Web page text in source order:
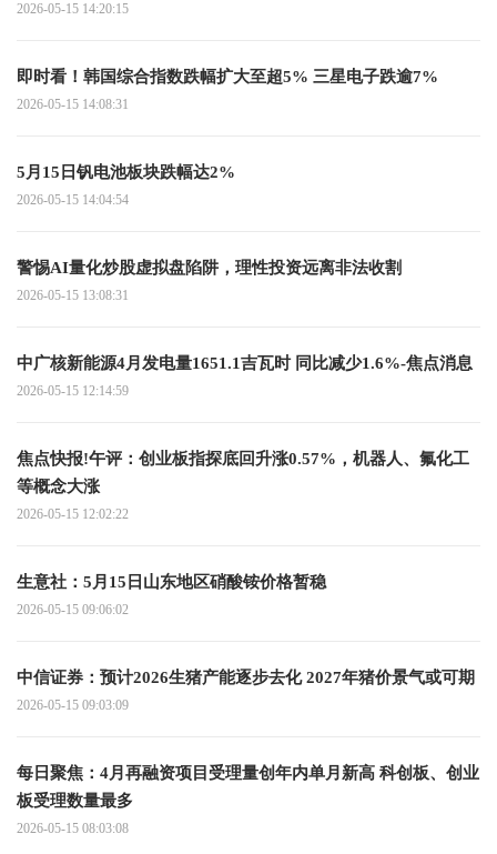
2026-05-15 14:20:15
即时看！韩国综合指数跌幅扩大至超5% 三星电子跌逾7%
2026-05-15 14:08:31
5月15日钒电池板块跌幅达2%
2026-05-15 14:04:54
警惕AI量化炒股虚拟盘陷阱，理性投资远离非法收割
2026-05-15 13:08:31
中广核新能源4月发电量1651.1吉瓦时 同比减少1.6%-焦点消息
2026-05-15 12:14:59
焦点快报!午评：创业板指探底回升涨0.57%，机器人、氟化工
等概念大涨
2026-05-15 12:02:22
生意社：5月15日山东地区硝酸铵价格暂稳
2026-05-15 09:06:02
中信证券：预计2026生猪产能逐步去化 2027年猪价景气或可期
2026-05-15 09:03:09
每日聚焦：4月再融资项目受理量创年内单月新高 科创板、创业
板受理数量最多
2026-05-15 08:03:08